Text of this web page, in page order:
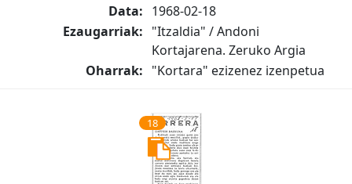
Data: 1968-02-18
Ezaugarriak: "Itzaldia" / Andoni
Kortajarena. Zeruko Argia
Oharrak: "Kortara" ezizenez izenpetua
18